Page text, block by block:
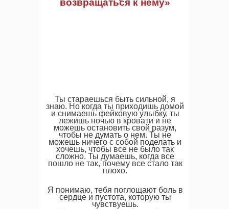
возвращаться к нему»
Ты стараешься быть сильной, я
знаю. Но когда ты приходишь домой
и снимаешь фейковую улыбку, ты
лежишь ночью в кровати и не
можешь остановить свой разум,
чтобы не думать о нем. Ты не
можешь ничего с собой поделать и
хочешь, чтобы все не было так
сложно. Ты думаешь, когда все
пошло не так, почему все стало так
плохо.
Я понимаю, тебя поглощают боль в
сердце и пустота, которую ты
чувствуешь.